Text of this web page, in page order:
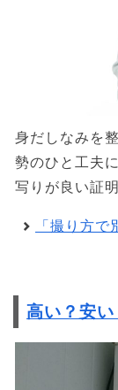
身だしなみを
勢のひと工夫
写りが良い証
「撮り方
高い？安